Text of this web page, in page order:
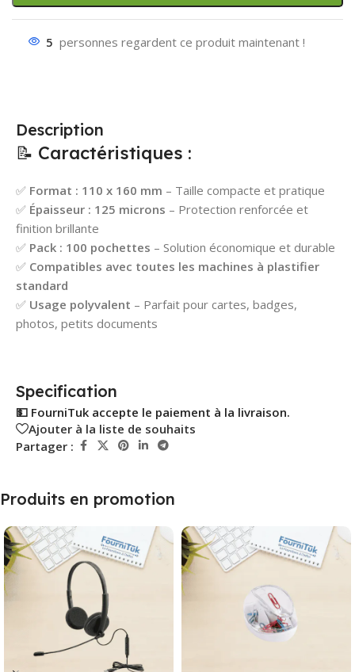
5 personnes regardent ce produit maintenant !
Description
📝 Caractéristiques :
✅ Format : 110 x 160 mm – Taille compacte et pratique
✅ Épaisseur : 125 microns – Protection renforcée et
finition brillante
✅ Pack : 100 pochettes – Solution économique et durable
✅ Compatibles avec toutes les machines à plastifier
standard
✅ Usage polyvalent – Parfait pour cartes, badges,
photos, petits documents
Specification
💵 FourniTuk accepte le paiement à la livraison.
Ajouter à la liste de souhaits
Partager :
Produits en promotion